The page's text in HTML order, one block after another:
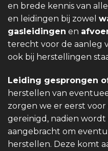
en brede kennis van
en leidingen bij zowel
gasleidingen en
terecht voor de aanleg
ook bij herstellingen
Leiding gesprongen
herstellen van
zorgen we er eerst
gereinigd, nadien
aangebracht om
herstellen. Deze komt